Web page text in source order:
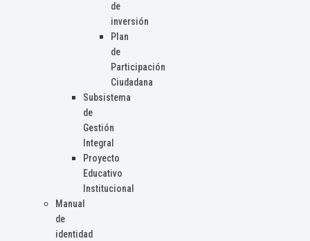
de
inversión
Plan
de
Participación
Ciudadana
Subsistema
de
Gestión
Integral
Proyecto
Educativo
Institucional
Manual
de
identidad